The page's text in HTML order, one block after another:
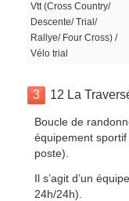
Vtt (Cross Country/
Descente/ Trial/
Rallye/ Four Cross) /
Vélo trial
3 12 La
Boucle de
équipement
poste).
Il s’agit d’un
24h/24h).